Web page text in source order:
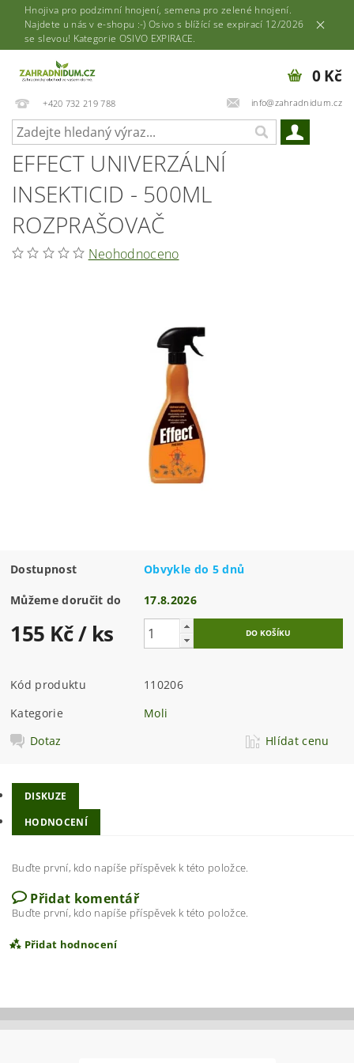
Hnojiva pro podzimní hnojení, semena pro zelené hnojení.
Najdete u nás v e-shopu :-) Osivo s blížící se expirací 12/2026
se slevou! Kategorie OSIVO EXPIRACE.
+420 732 219 788 info@zahradnidum.cz
0 Kč
EFFECT UNIVERZÁLNÍ
INSEKTICID - 500ML
ROZPRAŠOVAČ
Neohodnoceno
Dostupnost Obvykle do 5 dnů
Můžeme doručit do 17.8.2026
155 Kč/ ks
Kód produktu
110206
Kategorie
Moli
Dotaz
Hlídat cenu
DISKUZE
HODNOCENÍ
Buďte první, kdo napíše příspěvek k této položce.
Přidat komentář
Buďte první, kdo napíše příspěvek k této položce.
Přidat hodnocení